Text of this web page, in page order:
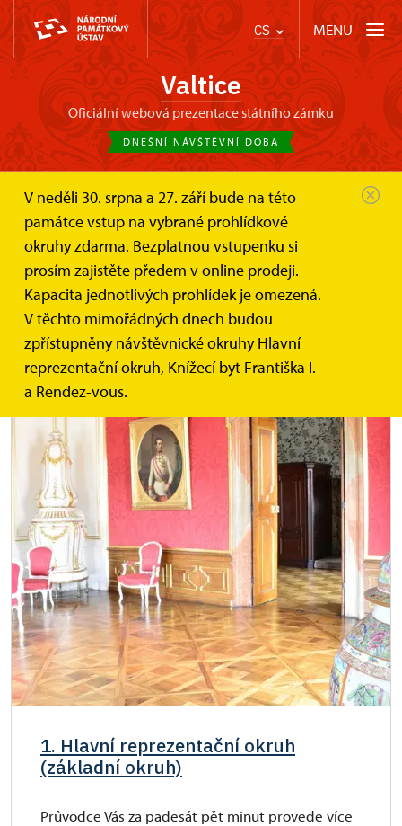
CS MENU
Valtice
oficiální webová prezentace státního zámku
DNEŠNÍ NÁVŠTĚVNÍ DOBA
V neděli 30. srpna a 27. září bude na této
památce vstup na vybrané prohlídkové
okruhy zdarma. Bezplatnou vstupenku si
prosím zajistěte předem v online prodeji.
Kapacita jednotlivých prohlídek je omezená.
V těchto mimořádných dnech budou
zpřístupněny návštěvnické okruhy Hlavní
reprezentační okruh, Knížecí byt Františka I.
a Rendez-vous.
Zámek Valtice
Informace pro návštěvníky
Prohlídkové okruhy
Prohlídkové okruhy
1. Hlavní reprezentační okruh
(základní okruh)
Průvodce Vás za padesát pět minut provede více